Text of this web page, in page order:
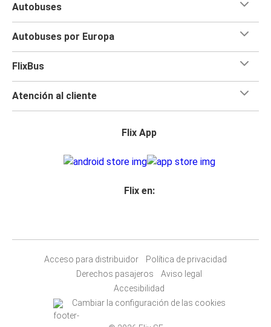
Autobuses
Autobuses por Europa
FlixBus
Atención al cliente
Flix App
Flix en:
Acceso para distribuidor
Política de privacidad
Derechos pasajeros
Aviso legal
Accesibilidad
Cambiar la configuración de las cookies